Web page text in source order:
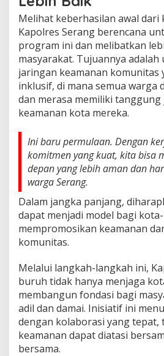
Melihat keberhasilan awal dari
Kapolres Serang berencana
program ini dan melibatkan
masyarakat. Tujuannya
jaringan keamanan komunitas
inklusif, di mana semua warga
dan merasa memiliki
keamanan kota mereka.
Ini baru permulaan. Dengan
komitmen yang kuat, kita bisa
depan yang lebih aman dan
warga Serang.
Dalam jangka panjang,
dapat menjadi model bagi
mempromosikan keamanan
komunitas.
Melalui langkah-langkah ini,
buruh tidak hanya menjaga
membangun fondasi bagi
adil dan damai. Inisiatif ini
dengan kolaborasi yang tepat,
keamanan dapat diatasi
bersama.